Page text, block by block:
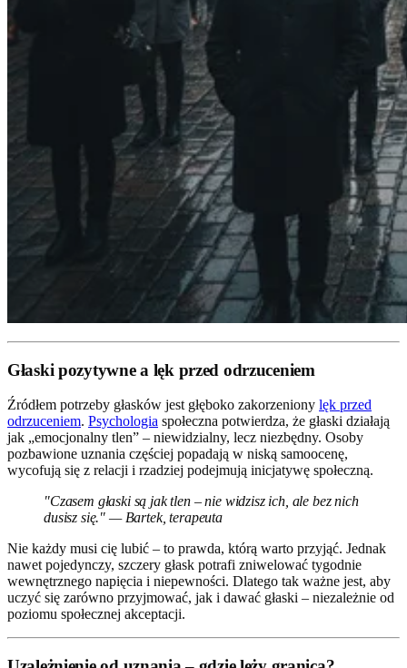
Głaski pozytywne a lęk przed odrzuceniem
Źródłem potrzeby głasków jest głęboko zakorzeniony lęk przed
odrzuceniem. Psychologia społeczna potwierdza, że głaski działają
jak „emocjonalny tlen” – niewidzialny, lecz niezbędny. Osoby
pozbawione uznania częściej popadają w niską samoocenę,
wycofują się z relacji i rzadziej podejmują inicjatywę społeczną.
"Czasem głaski są jak tlen – nie widzisz ich, ale bez nich
dusisz się." — Bartek, terapeuta
Nie każdy musi cię lubić – to prawda, którą warto przyjąć. Jednak
nawet pojedynczy, szczery głask potrafi zniwelować tygodnie
wewnętrznego napięcia i niepewności. Dlatego tak ważne jest, aby
uczyć się zarówno przyjmować, jak i dawać głaski – niezależnie od
poziomu społecznej akceptacji.